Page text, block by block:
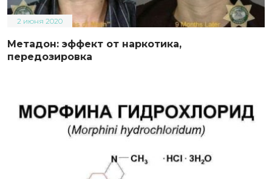
2 июня 2020
Метадон: эффект от наркотика,
передозировка